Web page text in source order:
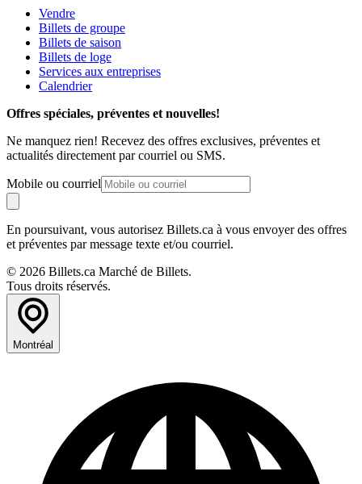
Vendre
Billets de groupe
Billets de saison
Billets de loge
Services aux entreprises
Calendrier
Offres spéciales, préventes et nouvelles!
Ne manquez rien! Recevez des offres exclusives, préventes et
actualités directement par courriel ou SMS.
Mobile ou courriel
En poursuivant, vous autorisez Billets.ca à vous envoyer des offres
et préventes par message texte et/ou courriel.
© 2026 Billets.ca Marché de Billets.
Tous droits réservés.
Montréal